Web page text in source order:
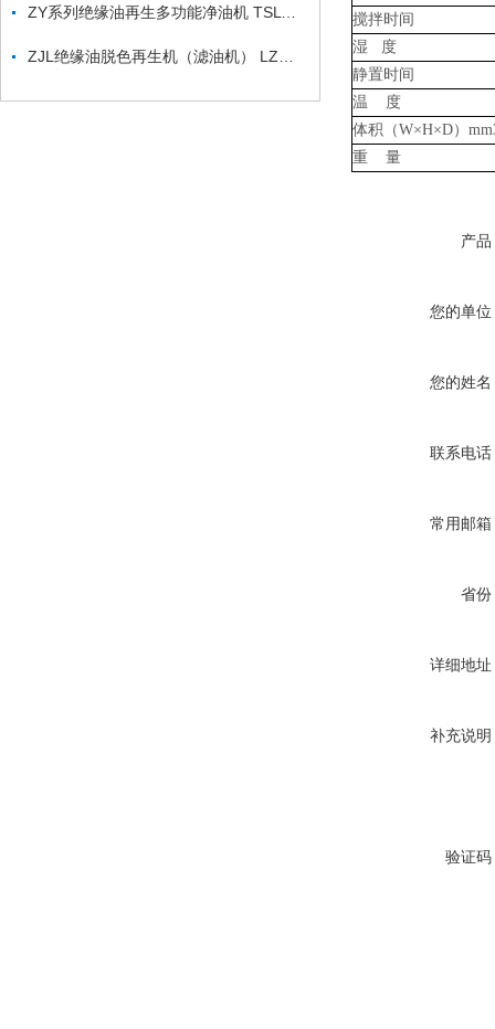
搅拌时间
湿 度
静置时间
温 度
体积（W×H×D）
重 量
产品
您的单位
您的姓名
联系电话
常用邮箱
省份
详细地址
补充说明
验证码